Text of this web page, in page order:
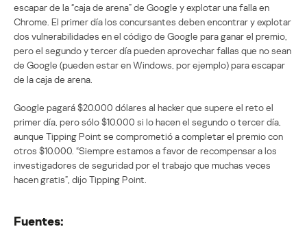
escapar de la “caja de arena” de Google y explotar una falla en
Chrome. El primer día los concursantes deben encontrar y explotar
dos vulnerabilidades en el código de Google para ganar el premio,
pero el segundo y tercer día pueden aprovechar fallas que no sean
de Google (pueden estar en Windows, por ejemplo) para escapar
de la caja de arena.
Google pagará $20.000 dólares al hacker que supere el reto el
primer día, pero sólo $10.000 si lo hacen el segundo o tercer día,
aunque Tipping Point se comprometió a completar el premio con
otros $10.000. “Siempre estamos a favor de recompensar a los
investigadores de seguridad por el trabajo que muchas veces
hacen gratis”, dijo Tipping Point.
Fuentes: